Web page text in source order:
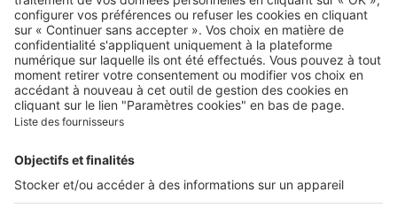
Qui sommes-nous ?
Contacter le service client
Nous rejoindre
Presse
Nos applications